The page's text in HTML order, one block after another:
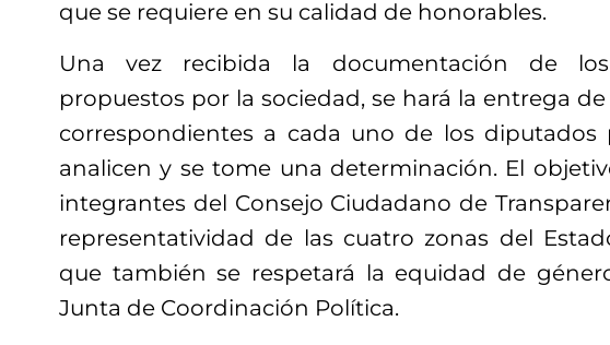
que se requiere en su calidad de honorables.
Una vez recibida la documentación de los
propuestos por la sociedad, se hará la entrega
correspondientes a cada uno de los diputados
analicen y se tome una determinación. El
integrantes del Consejo Ciudadano de
representatividad de las cuatro zonas del
que también se respetará la equidad de
Junta de Coordinación Política.